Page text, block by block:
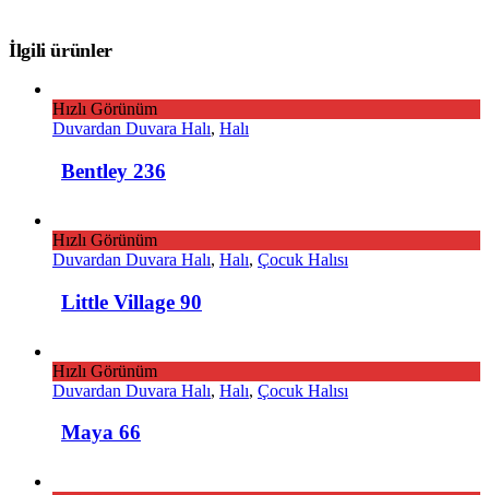
İlgili ürünler
Hızlı Görünüm
Duvardan Duvara Halı, Halı
Bentley 236
Hızlı Görünüm
Duvardan Duvara Halı, Halı, Çocuk Halısı
Little Village 90
Hızlı Görünüm
Duvardan Duvara Halı, Halı, Çocuk Halısı
Maya 66